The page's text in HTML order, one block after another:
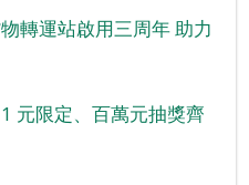
轉運站啟用三周年 助力
元限定、百萬元抽獎齊